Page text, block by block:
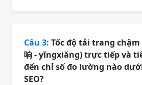
Câu 3: Tốc độ tải trang
响 - yǐngxiǎng) trực tiếp và
đến chỉ số đo lường nào
SEO?